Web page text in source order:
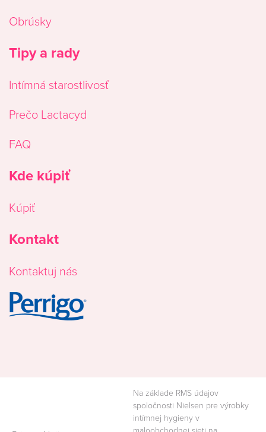
Obrúsky
Tipy a rady
Intímná starostlivosť
Prečo Lactacyd
FAQ
Kde kúpiť
Kúpiť
Kontakt
Kontaktuj nás
Image
Na základe RMS údajov
spoločnosti Nielsen pre výrobky
intímnej hygieny v